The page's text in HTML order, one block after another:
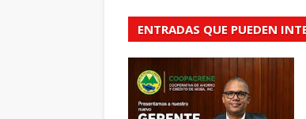
ENTRADAS QUE PUEDEN